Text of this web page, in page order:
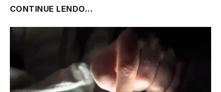
CONTINUE LENDO...